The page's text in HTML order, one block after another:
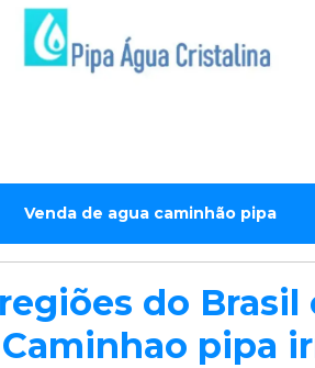
Venda de agua caminhão pipa
do Brasil
Caminhao pipa